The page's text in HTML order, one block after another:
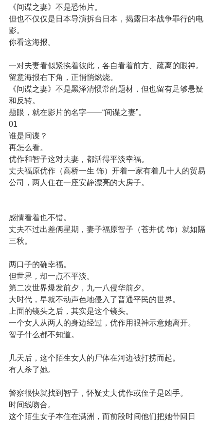
《间谍之妻》不是恐怖片。
但也不仅仅是日本导演拆台日本，揭露日本战争罪行的电
影。
你看这海报。
一对夫妻看似紧挨着彼此，各自看着前方、疏离的眼神。
留意海报右下角，正悄悄燃烧。
《间谍之妻》不是黑泽清惯常的题材，但也留有足够悬疑
和反转。
题眼，就在影片的名字——“间谍之妻”。
01
谁是间谍？
再怎么看。
优作和智子这对夫妻，都活得平淡幸福。
丈夫福原优作（高桥一生 饰）开着一家有着几十人的贸易
公司，两人住在一座安静漂亮的大房子。
感情看着也不错。
丈夫不过出差俩星期，妻子福原智子（苍井优 饰）就如隔
三秋。
两口子的确幸福。
但世界，却一点不平淡。
第二次世界爆发前夕，九一八侵华前夕。
大时代，早就不动声色地侵入了普通平民的世界。
上面的镜头之后，其实是这个镜头。
一个女人从两人的身边经过，优作用眼神示意她离开。
智子什么都不知道。
几天后，这个陌生女人的尸体在河边被打捞而起。
有人杀了她。
警察很快就找到智子，怀疑丈夫优作或侄子是凶手。
时间线吻合。
这个陌生女子本住在满洲，而前段时间他们把她带回日